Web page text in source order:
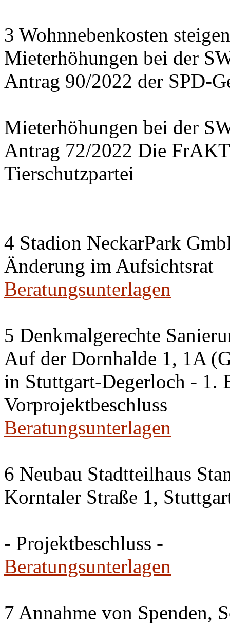
3 Wohnnebenkosten
Mieterhöhungen bei der
Antrag 90/2022 der SPD-
Mieterhöhungen bei der
Antrag 72/2022 Die
Tierschutzpartei
4 Stadion NeckarPark
Änderung im Aufsichtsrat
Beratungsunterlagen
5 Denkmalgerechte
Auf der Dornhalde 1, 1A
in Stuttgart-Degerloch - 1.
Vorprojektbeschluss
Beratungsunterlagen
6 Neubau Stadtteilhaus
Korntaler Straße 1,
- Projektbeschluss -
Beratungsunterlagen
7 Annahme von Spenden,